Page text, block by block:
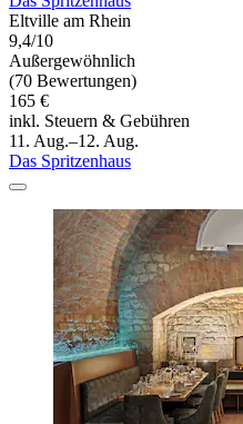
Eltville am Rhein
9,4/10
Außergewöhnlich
(70 Bewertungen)
165 €
inkl. Steuern & Gebühren
11. Aug.–12. Aug.
Das Spritzenhaus